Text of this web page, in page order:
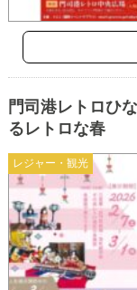
レジャー・観光
門司港レトロひ
るレトロな春